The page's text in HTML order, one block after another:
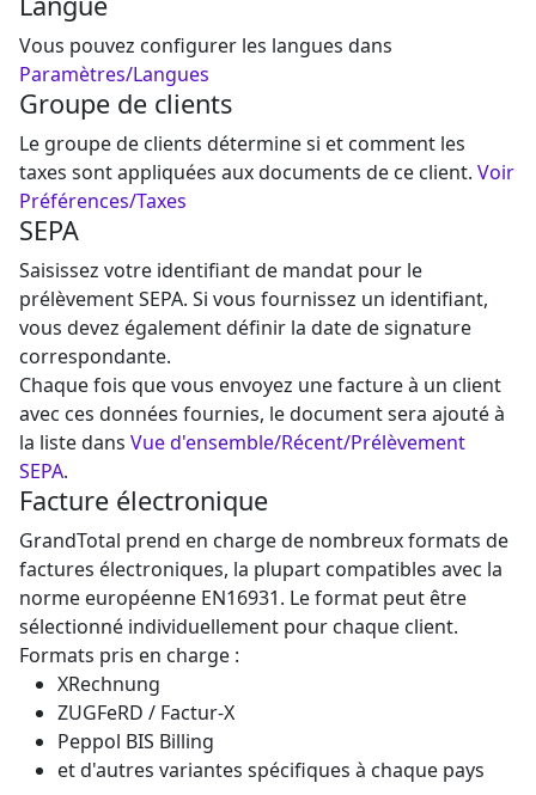
Vous pouvez configurer les langues dans
Paramètres/Langues
Groupe de clients
Le groupe de clients détermine si et comment les
taxes sont appliquées aux documents de ce client. Voir
Préférences/Taxes
SEPA
Saisissez votre identifiant de mandat pour le
prélèvement SEPA. Si vous fournissez un identifiant,
vous devez également définir la date de signature
correspondante.
Chaque fois que vous envoyez une facture à un client
avec ces données fournies, le document sera ajouté à
la liste dans Vue d'ensemble/Récent/Prélèvement
SEPA.
Facture électronique
GrandTotal prend en charge de nombreux formats de
factures électroniques, la plupart compatibles avec la
norme européenne EN16931. Le format peut être
sélectionné individuellement pour chaque client.
Formats pris en charge :
XRechnung
ZUGFeRD / Factur-X
Peppol BIS Billing
et d'autres variantes spécifiques à chaque pays